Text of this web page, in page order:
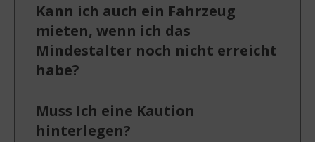
Kann ich auch ein Fahrzeug
mieten, wenn ich das
Mindestalter noch nicht erreicht
habe?
Muss Ich eine Kaution
hinterlegen?